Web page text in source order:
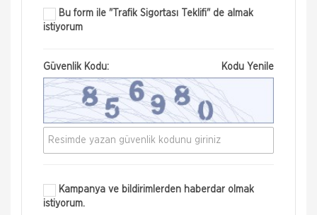
Bu form ile "Trafik Sigortası Teklifi" de almak
istiyorum
Güvenlik Kodu: Kodu Yenile
Kampanya ve bildirimlerden haberdar olmak
istiyorum.